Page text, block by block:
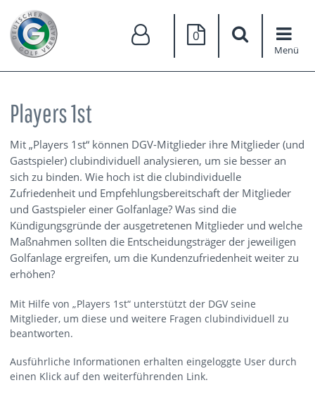
0
Menü
Players 1st
Mit „Players 1st“ können DGV-Mitglieder ihre Mitglieder (und
Gastspieler) clubindividuell analysieren, um sie besser an
sich zu binden. Wie hoch ist die clubindividuelle
Zufriedenheit und Empfehlungsbereitschaft der Mitglieder
und Gastspieler einer Golfanlage? Was sind die
Kündigungsgründe der ausgetretenen Mitglieder und welche
Maßnahmen sollten die Entscheidungsträger der jeweiligen
Golfanlage ergreifen, um die Kundenzufriedenheit weiter zu
erhöhen?
Mit Hilfe von „Players 1st“ unterstützt der DGV seine
Mitglieder, um diese und weitere Fragen clubindividuell zu
beantworten.
Ausführliche Informationen erhalten eingeloggte User durch
einen Klick auf den weiterführenden Link.